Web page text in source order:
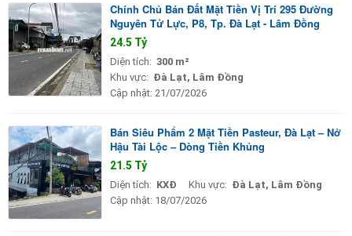
Chính Chủ Bán Đất Mặt Tiền Vị Trí 295 Đường
Nguyên Tử Lực, P8, Tp. Đà Lạt - Lâm Đồng
24.5 Tỷ
Diện tích: 300 m²
Khu vực: Đà Lạt, Lâm Đồng
Cập nhật: 21/07/2026
Bán Siêu Phẩm 2 Mặt Tiền Pasteur, Đà Lạt – Nở
Hậu Tài Lộc – Dòng Tiền Khủng
21.5 Tỷ
Diện tích: KXĐ Khu vực: Đà Lạt, Lâm Đồng
Cập nhật: 18/07/2026